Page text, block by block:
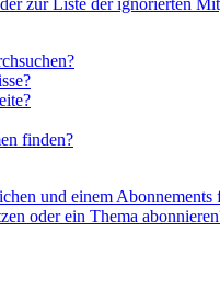
zur Liste der ignorierten
finden?
und einem
oder ein Thema